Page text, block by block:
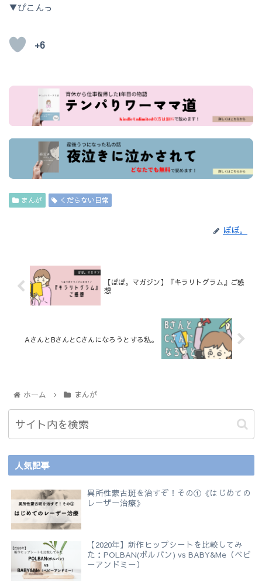
▼ぴこんっ
+6
まんが くだらない日常
ぽぽ。
【ぽぽ。マガジン】『キラリトグラム』ご感
想
AさんとBさんとCさんになろうとする私。
ホーム まんが
人気記事
異所性蒙古斑を治すぞ！その①《はじめての
レーザー治療》
【2020年】新作ヒップシートを比較してみ
た：POLBAN(ポルバン) vs BABY&Me（ベビ
ーアンドミー）